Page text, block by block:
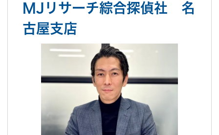
しようと思わなかった、お金も大事だけど将来のことを優先した
MJリサーチ綜合探偵社 名
古屋支店